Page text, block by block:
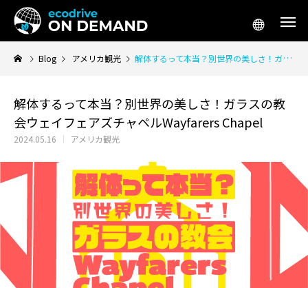
アメリカ生活／移住 アメリカ起
Blog アメリカ観光 解体するって本当？別世界の美しさ！ガラスの教会ウェイフェアズチャペルWayfarers Chapel
解体するって本当？別世界の美しさ！ガラスの教
会ウェイフェアズチャペルWayfarers Chapel
2024.05.16 アメリカ観光